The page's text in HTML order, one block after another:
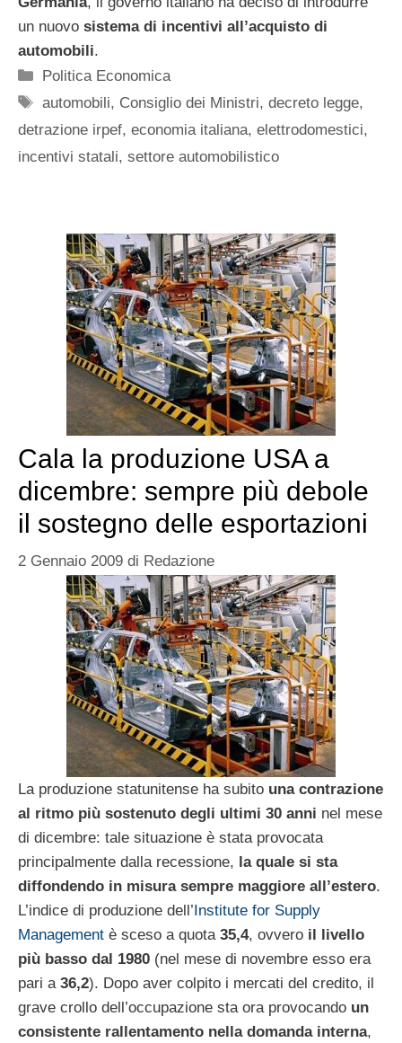
un nuovo sistema di incentivi all’acquisto di
automobili.
Categorie
Politica Economica
Tag
automobili, Consiglio dei Ministri,decreto legge,
detrazione irpef, economia italiana, elettrodomestici,
incentivi statali, settore automobilistico
Cala la produzione USA a
dicembre: sempre più debole
il sostegno delle esportazioni
2 Gennaio 2009 di Redazione
La produzione statunitense ha subito una contrazione
al ritmo più sostenuto degli ultimi 30 anni nel mese
di dicembre: tale situazione è stata provocata
principalmente dalla recessione, la quale si sta
diffondendo in misura sempre maggiore all’estero.
L’indice di produzione dell’Institute for Supply
Management è sceso a quota 35,4, ovvero il livello
più basso dal 1980 (nel mese di novembre esso era
pari a 36,2). Dopo aver colpito i mercati del credito, il
grave crollo dell’occupazione sta ora provocando un
consistente rallentamento nella domanda interna,